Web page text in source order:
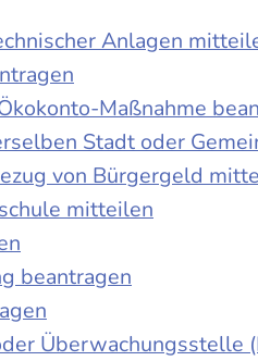
Anlagen
Maßnahme
Stadt oder
von Bürgergeld
mitteilen
beantragen
Überwachungsstelle